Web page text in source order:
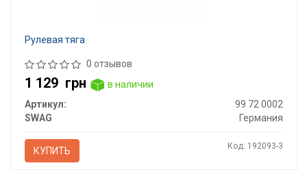
Рулевая тяга
0 отзывов
1 129 грн
в наличии
Артикул:
99 72 0002
SWAG
Германия
КУПИТЬ Код: 192093-3